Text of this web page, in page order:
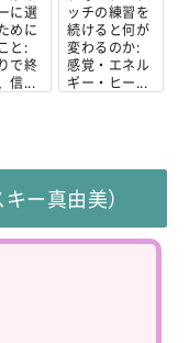
に選
めに
と:
で終
信...
ッチの練習を
続けると何が
変わるのか:
感覚・エネル
ギー・ヒー...
ー真由美）